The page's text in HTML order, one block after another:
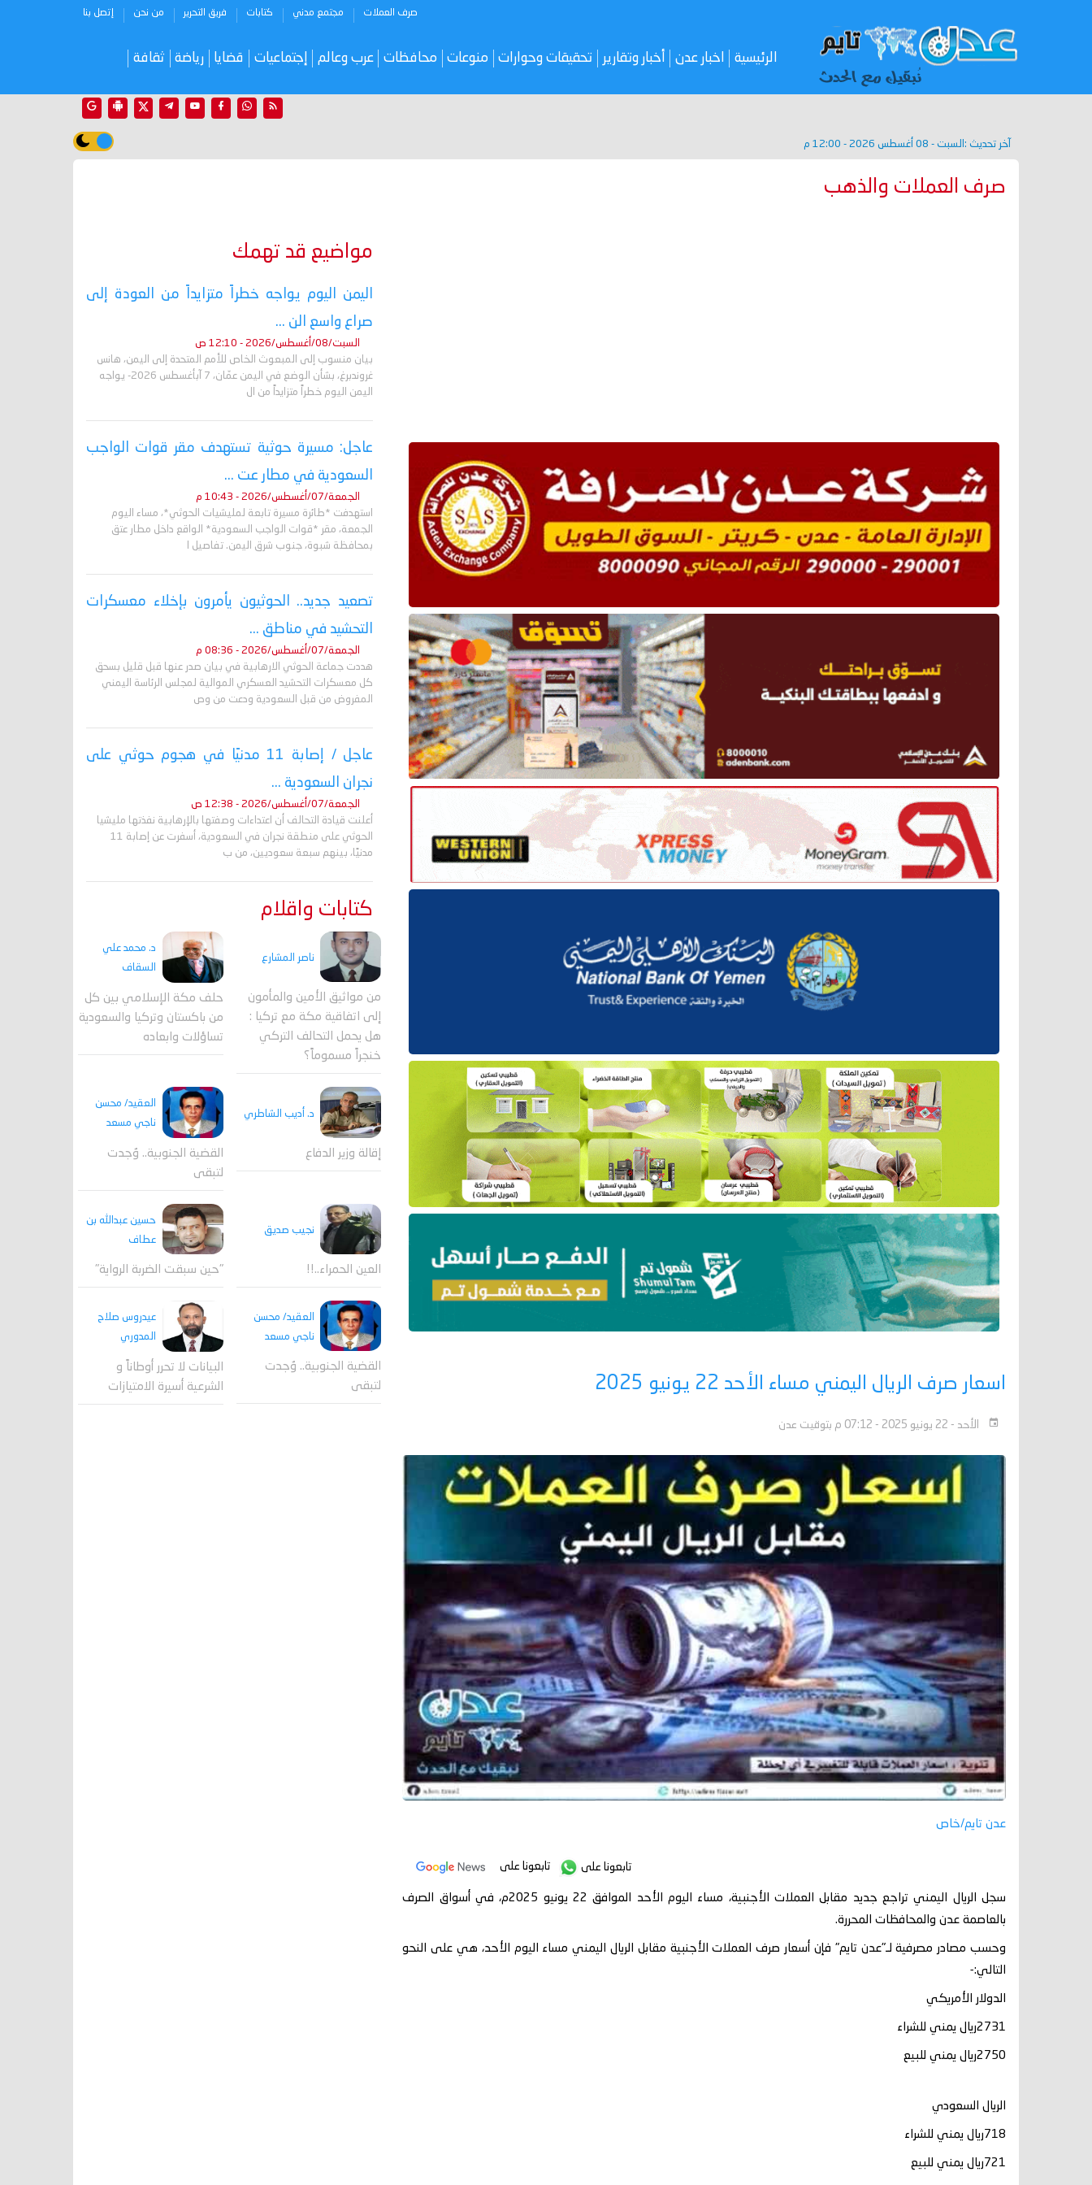
صرف العملات مجتمع مدني كتابات فريق التحرير من نحن إتصل بنا
الرئيسية اخبار عدن أخبار وتقارير تحقيقات وحوارات منوعات محافظات عرب وعالم إجتماعيات قضايا رياضة ثقافة
آخر تحديث : السبت - 08 أغسطس 2026 - 12:00 م
صرف العملات والذهب
اسعار صرف الريال اليمني مساء الأحد 22 يونيو 2025
الأحد - 22 يونيو 2025 - 07:12 م بتوقيت عدن
عدن تايم/خاص
تابعونا على تابعونا على
سجل الريال اليمني تراجع جديد مقابل العملات الأجنبية، مساء اليوم الأحد الموافق 22 يونيو 2025م، في أسواق الصرف
بالعاصمة عدن والمحافظات المحررة.
وحسب مصادر مصرفية لـ"عدن تايم" فإن أسعار صرف العملات الأجنبية مقابل الريال اليمني مساء اليوم الأحد، هي على النحو
التالي:-
الدولار الأمريكي
2731ريال يمني للشراء
2750ريال يمني للبيع
الريال السعودي
718ريال يمني للشراء
721ريال يمني للبيع
مواضيع قد تهمك
اليمن اليوم يواجه خطراً متزايداً من العودة إلى
صراع واسع الن ...
السبت/08/أغسطس/2026 - 12:10 ص
بيان منسوب إلى المبعوث الخاص للأمم المتحدة إلى اليمن، هانس
غروندبرغ، بشأن الوضع في اليمن عمّان، 7 آبأغسطس 2026- يواجه
اليمن اليوم خطراً متزايداً من ال
عاجل: مسيرة حوثية تستهدف مقر قوات الواجب
السعودية في مطار عت ...
الجمعة/07/أغسطس/2026 - 10:43 م
استهدفت *طائرة مسيرة تابعة لمليشيات الحوثي*، مساء اليوم
الجمعة، مقر *قوات الواجب السعودية* الواقع داخل مطار عتق
بمحافظة شبوة، جنوب شرق اليمن. تفاصيل ا
تصعيد جديد.. الحوثيون يأمرون بإخلاء معسكرات
التحشيد في مناطق ...
الجمعة/07/أغسطس/2026 - 08:36 م
هددت جماعة الحوثي الارهابية في بيان صدر عنها قبل قليل بسحق
كل معسكرات التحشيد العسكري الموالية لمجلس الرئاسة اليمني
المفروض من قبل السعودية ودعت من وص
عاجل / إصابة 11 مدنيًا في هجوم حوثي على
نجران السعودية ...
الجمعة/07/أغسطس/2026 - 12:38 ص
أعلنت قيادة التحالف أن اعتداءات وصفتها بالإرهابية نفذتها مليشيا
الحوثي على منطقة نجران في السعودية، أسفرت عن إصابة 11
مدنيًا، بينهم سبعة سعوديين، من ب
كتابات واقلام
ناصر المشارع
من مواثيق الأمين والمأمون
إلى اتفاقية مكة مع تركيا :
هل يحمل التحالف التركي
خنجراً مسموماً؟
د. محمد علي
السقاف
حلف مكة الإسلامي بين كل
من باكستان وتركيا والسعودية
تساؤلات وابعاده
د. أديب الشاطري
إقالة وزير الدفاع
العقيد/ محسن
ناجي مسعد
القضية الجنوبية.. وُجدت
لتبقى
نجيب صديق
العين الحمراء..!!
حسين عبدالله بن
عطاف
"حين سبقت الضربة الرواية"
العقيد/ محسن
ناجي مسعد
القضية الجنوبية.. وُجدت
لتبقى
عيدروس صلاح
المدوري
البيانات لا تحرر أوطاناً و
الشرعية أسيرة الامتيازات